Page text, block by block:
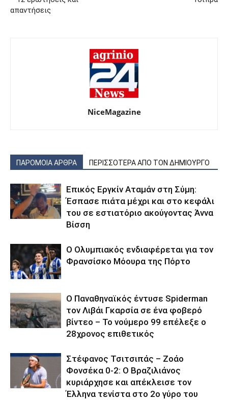
απαντήσεις
NiceMagazine
ΠΑΡΟΜΟΙΑ ΑΡΘΡΑ ΠΕΡΙΣΣΟΤΕΡΑ ΑΠΟ ΤΟΝ ΔΗΜΙΟΥΡΓΟ
Επικός Εργκίν Αταμάν στη Σύμη:
Έσπασε πιάτα μέχρι και στο κεφάλι
του σε εστιατόριο ακούγοντας Άννα
Βίσση
Ο Ολυμπιακός ενδιαφέρεται για τον
Φρανσίσκο Μόουρα της Πόρτο
Ο Παναθηναϊκός έντυσε Spiderman
τον Λιβάι Γκαρσία σε ένα φοβερό
βίντεο – Το νούμερο 99 επέλεξε ο
28χρονος επιθετικός
Στέφανος Τσιτσιπάς – Ζοάο
Φονσέκα 0-2: Ο Βραζιλιάνος
κυριάρχησε και απέκλεισε τον
Έλληνα τενίστα στο 2ο γύρο του